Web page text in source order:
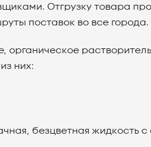
Отгрузку товара
поставок во все города.
органическое
них:
безцветная жидкость